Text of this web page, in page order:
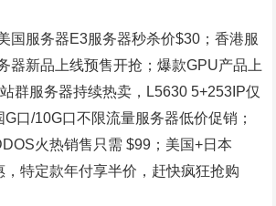
国服务器E3服务器秒杀价$30；香港服
器新品上线预售开抢；爆款GPU产品上
群服务器持续热卖，L5630 5+253IP仅
口/10G口不限流量服务器低价促销；
火热销售只需 $99；美国+日本
特定款年付享半价，赶快疯狂抢购